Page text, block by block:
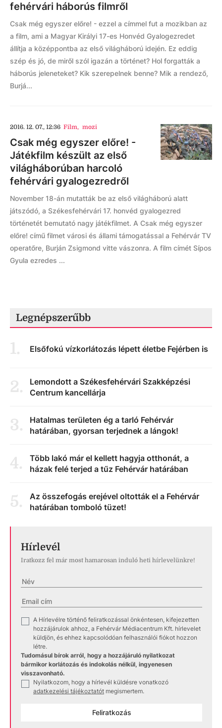
fehérvári háborús filmről
Csak még egyszer előre! - ezzel a címmel fut a mozikban az
a film, ami a Magyar Királyi 17-es Honvéd Gyalogezredet
állítja a középpontba az első világháború idején. Ez eddig
szép és jó, de miről szól igazán a történet? Hol forgatták a
háborús jeleneteket? Kik szerepelnek benne? Mik a rendező,
Burjá...
2016. 12. 07., 12:36 Film, mozi
Csak még egyszer előre! -
Játékfilm készült az első
világháborúban harcoló
fehérvári gyalogezredről
November 18-án mutatták be az első világháború alatt
játszódó, a Székesfehérvári 17. honvéd gyalogezred
történetét bemutató nagy játékfilmet. A Csak még egyszer
előre! című filmet városi és állami támogatással a Fehérvár TV
operatőre, Burján Zsigmond vitte vászonra. A film címét Sípos
Gyula ezredes ...
Legnépszerűbb
1. Elsőfokú vízkorlátozás lépett életbe Fejérben is
2.
Lemondott a Székesfehérvári Szakképzési
Centrum kancellárja
3.
Hatalmas területen ég a tarló Fehérvár
határában, gyorsan terjednek a lángok!
4.
Több lakó már el kellett hagyja otthonát, a
házak felé terjed a tűz Fehérvár határában
5.
Az összefogás erejével oltották el a Fehérvár
határában tomboló tüzet!
Hírlevél
Iratkozz fel már most hamarosan induló heti hírlevelünkre!
A Hírlevélre történő feliratkozással önkéntesen, kifejezetten
hozzájárulok ahhoz, a Fehérvár Médiacentrum Kft. hírlevelet
küldjön, és ehhez kapcsolódóan felhasználói fiókot hozzon
létre.
Tudomásul bírok arról, hogy a hozzájáruló nyilatkozat
bármikor korlátozás és indokolás nélkül, ingyenesen
visszavonható.
Nyilatkozom, hogy a hírlevél küldésre vonatkozó
adatkezelési tájékoztatót megismertem.
Feliratkozás